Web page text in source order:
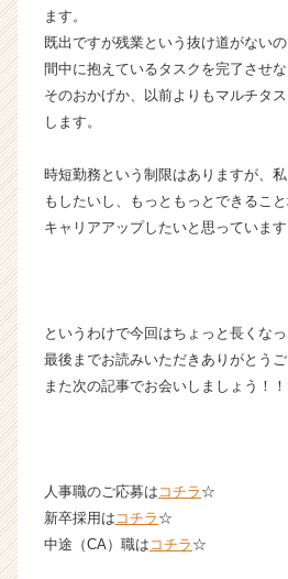
ます。
既出ですが残業という抜け道がない
間中に抱えているタスクを完了させな
そのおかげか、以前よりもマルチタ
します。
時短勤務という制限はありますが、
もしたいし、もっともっとできること
キャリアアップしたいと思っています
というわけで今回はちょっと長くな
最後までお読みいただきありがとうご
また次の記事でお会いしましょう！！
人事職のご応募は コチラ ☆
新卒採用は コチラ ☆
中途（CA）職は コチラ ☆